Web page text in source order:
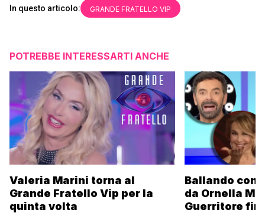
In questo articolo: GRANDE FRATELLO VIP
POTREBBE INTERESSARTI ANCHE
Valeria Marini torna al
Grande Fratello Vip per la
quinta volta
Ballando con
da Ornella
Guerritore